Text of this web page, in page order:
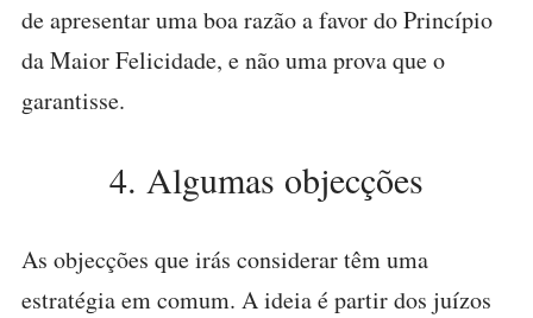
de apresentar uma boa razão a favor do Princípio
da Maior Felicidade, e não uma prova que o
garantisse.
4. Algumas objecções
As objecções que irás considerar têm uma
estratégia em comum. A ideia é partir dos juízos